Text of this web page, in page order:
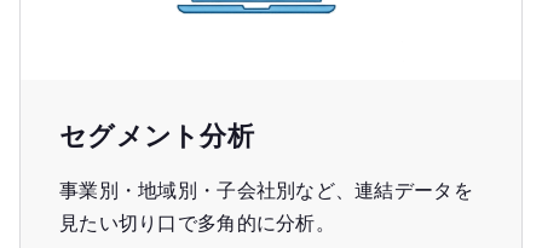
セグメント分析
事業別・地域別・子会社別など、連結データを
見たい切り口で多角的に分析。